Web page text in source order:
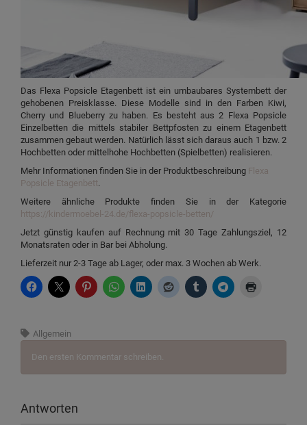
Das Flexa Popsicle Etagenbett ist ein umbaubares Systembett der
gehobenen Preisklasse. Diese Modelle sind in den Farben Kiwi,
Cherry und Blueberry zu haben. Es besteht aus 2 Flexa Popsicle
Einzelbetten die mittels stabiler Bettpfosten zu einem Etagenbett
zusammen gebaut werden. Natürlich lässt sich daraus auch 1 bzw. 2
Hochbetten oder mittelhohe Hochbetten (Spielbetten) realisieren.
Mehr Informationen finden Sie in der Produktbeschreibung Flexa
Popsicle Etagenbett.
Weitere ähnliche Produkte finden Sie in der Kategorie
https://kindermoebel-24.de/flexa-popsicle-betten/
Jetzt günstig kaufen auf Rechnung mit 30 Tage Zahlungsziel, 12
Monatsraten oder in Bar bei Abholung.
Lieferzeit nur 2-3 Tage ab Lager, oder max. 3 Wochen ab Werk.
Allgemein
Den ersten Kommentar schreiben.
Antworten